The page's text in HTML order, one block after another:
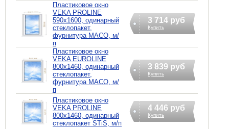
Пластиковое окно
VEKA PROLINE
590х1600, одинарный
стеклопакет,
фурнитура MACO, м/
п
3 714 руб
Купить
Пластиковое окно
VEKA EUROLINE
800х1460, одинарный
стеклопакет,
фурнитура MACO, м/
п
3 839 руб
Купить
Пластиковое окно
VEKA PROLINE
800х1460, одинарный
стеклопакет STiS, м/п
4 446 руб
Купить